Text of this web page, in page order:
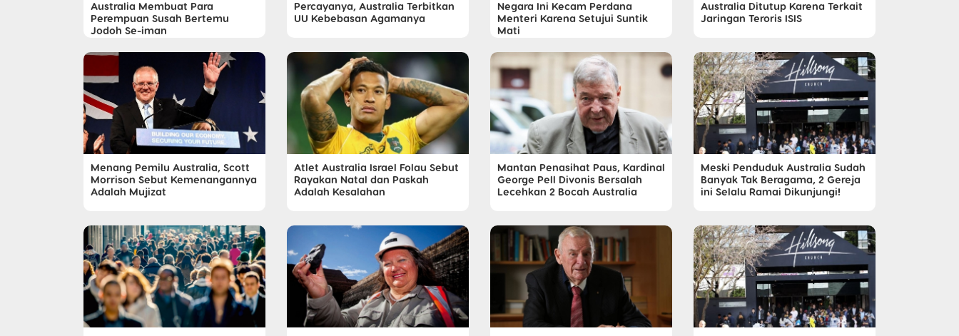
Australia Membuat Para
Perempuan Susah Bertemu
Jodoh Se-iman
Percayanya, Australia Terbitkan
UU Kebebasan Agamanya
Negara Ini Kecam Perdana
Menteri Karena Setujui Suntik
Mati
Australia Ditutup Karena Terkait
Jaringan Teroris ISIS
Menang Pemilu Australia, Scott
Morrison Sebut Kemenangannya
Adalah Mujizat
Atlet Australia Israel Folau Sebut
Rayakan Natal dan Paskah
Adalah Kesalahan
Mantan Penasihat Paus, Kardinal
George Pell Divonis Bersalah
Lecehkan 2 Bocah Australia
Meski Penduduk Australia Sudah
Banyak Tak Beragama, 2 Gereja
ini Selalu Ramai Dikunjungi!